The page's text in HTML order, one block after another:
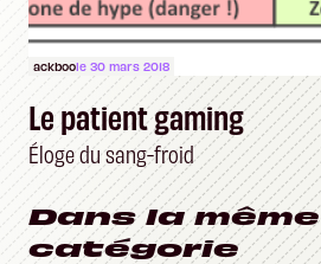
ackboole 30 mars 2018
Le patient gaming
Éloge du sang-froid
Dans la même
catégorie